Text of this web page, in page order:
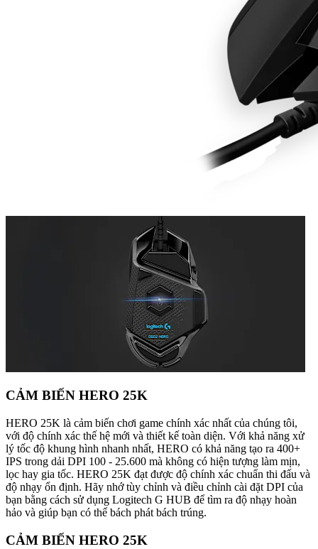
CẢM BIẾN HERO 25K
HERO 25K là cảm biến chơi game chính xác nhất của chúng tôi,
với độ chính xác thế hệ mới và thiết kế toàn diện. Với khả năng xử
lý tốc độ khung hình nhanh nhất, HERO có khả năng tạo ra 400+
IPS trong dải DPI 100 - 25.600 mà không có hiện tượng làm mịn,
lọc hay gia tốc. HERO 25K đạt được độ chính xác chuẩn thi đấu và
độ nhạy ổn định. Hãy nhớ tùy chỉnh và điều chỉnh cài đặt DPI của
bạn bằng cách sử dụng Logitech G HUB để tìm ra độ nhạy hoàn
hảo và giúp bạn có thể bách phát bách trúng.
CẢM BIẾN HERO 25K